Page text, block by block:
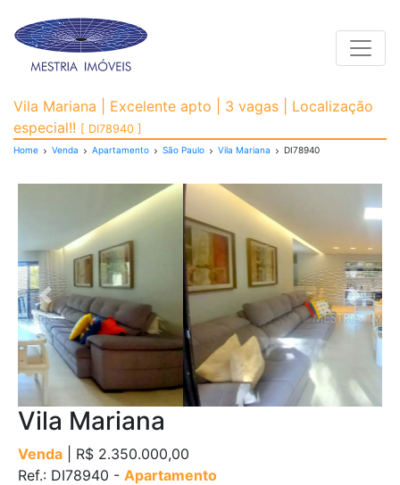
Apartamento para
Vila Mariana | Excelente apto | 3 vagas | Localização
especial!! [ DI78940 ]
Home Venda Apartamento São Paulo Vila Mariana DI78940
Previous Next
Vila Mariana
Venda | R$ 2.350.000,00
Ref.: DI78940 - Apartamento